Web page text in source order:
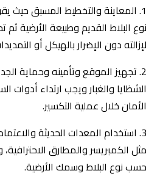
1. المعاينة والتخطيط المسبق
نوع البلاط القديم وطبيعة الأرضية ثم
لإزالته دون الإضرار بالهيكل أو
2. تجهيز الموقع وتأمينه وحماية
الشظايا والغبار ويجب ارتداء أدوات
الأمان خلال عملية التكسير.
3. استخدام المعدات الحديثة
مثل الكمبريسر والمطارق الاحترافية،
حسب نوع البلاط وسمك الأرضية.